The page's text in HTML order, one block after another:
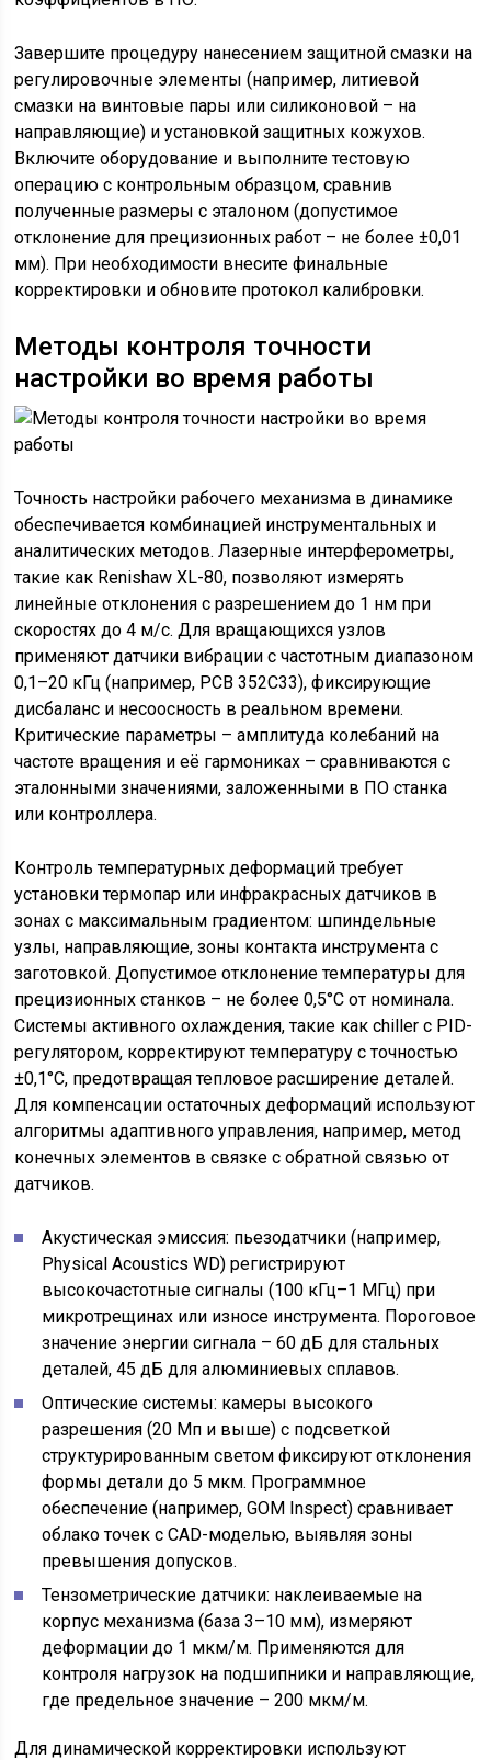
Завершите процедуру нанесением защитной смазки на
регулировочные элементы (например, литиевой
смазки на винтовые пары или силиконовой – на
направляющие) и установкой защитных кожухов.
Включите оборудование и выполните тестовую
операцию с контрольным образцом, сравнив
полученные размеры с эталоном (допустимое
отклонение для прецизионных работ – не более ±0,01
мм). При необходимости внесите финальные
корректировки и обновите протокол калибровки.
Методы контроля точности
настройки во время работы
Точность настройки рабочего механизма в динамике
обеспечивается комбинацией инструментальных и
аналитических методов. Лазерные интерферометры,
такие как Renishaw XL-80, позволяют измерять
линейные отклонения с разрешением до 1 нм при
скоростях до 4 м/с. Для вращающихся узлов
применяют датчики вибрации с частотным диапазоном
0,1–20 кГц (например, PCB 352C33), фиксирующие
дисбаланс и несоосность в реальном времени.
Критические параметры – амплитуда колебаний на
частоте вращения и её гармониках – сравниваются с
эталонными значениями, заложенными в ПО станка
или контроллера.
Контроль температурных деформаций требует
установки термопар или инфракрасных датчиков в
зонах с максимальным градиентом: шпиндельные
узлы, направляющие, зоны контакта инструмента с
заготовкой. Допустимое отклонение температуры для
прецизионных станков – не более 0,5°C от номинала.
Системы активного охлаждения, такие как chiller с PID-
регулятором, корректируют температуру с точностью
±0,1°C, предотвращая тепловое расширение деталей.
Для компенсации остаточных деформаций используют
алгоритмы адаптивного управления, например, метод
конечных элементов в связке с обратной связью от
датчиков.
Акустическая эмиссия: пьезодатчики (например,
Physical Acoustics WD) регистрируют
высокочастотные сигналы (100 кГц–1 МГц) при
микротрещинах или износе инструмента. Пороговое
значение энергии сигнала – 60 дБ для стальных
деталей, 45 дБ для алюминиевых сплавов.
Оптические системы: камеры высокого
разрешения (20 Мп и выше) с подсветкой
структурированным светом фиксируют отклонения
формы детали до 5 мкм. Программное
обеспечение (например, GOM Inspect) сравнивает
облако точек с CAD-моделью, выявляя зоны
превышения допусков.
Тензометрические датчики: наклеиваемые на
корпус механизма (база 3–10 мм), измеряют
деформации до 1 мкм/м. Применяются для
контроля нагрузок на подшипники и направляющие,
где предельное значение – 200 мкм/м.
Для динамической корректировки используют